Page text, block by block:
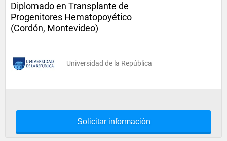
Diplomado en Transplante de
Progenitores Hematopoyético
(Cordón, Montevideo)
Universidad de la República
Solicitar información